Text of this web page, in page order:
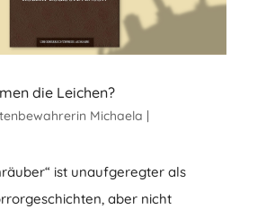
die Leichen?
Michaela |
ist unaufgeregter als
aber nicht